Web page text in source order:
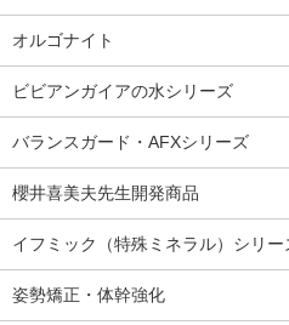
オルゴナイト
ビビアンガイアの水シリーズ
バランスガード・AFXシリーズ
櫻井喜美夫先生開発商品
イフミック（特殊ミネラル）シリー
姿勢矯正・体幹強化